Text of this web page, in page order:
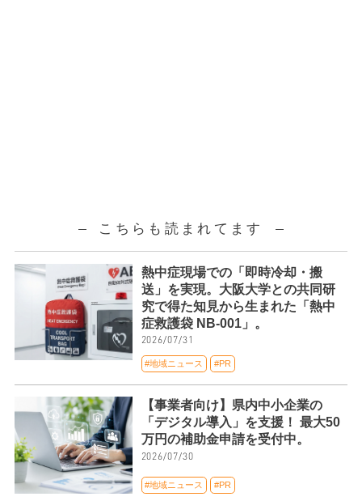
こちらも読まれてます
熱中症現場での「即時冷却・搬
送」を実現。大阪大学との共同研
究で得た知見から生まれた「熱中
症救護袋 NB-001」。
2026/07/31
#地域ニュース #PR
【事業者向け】県内中小企業の
「デジタル導入」を支援！ 最大50
万円の補助金申請を受付中。
2026/07/30
#地域ニュース #PR